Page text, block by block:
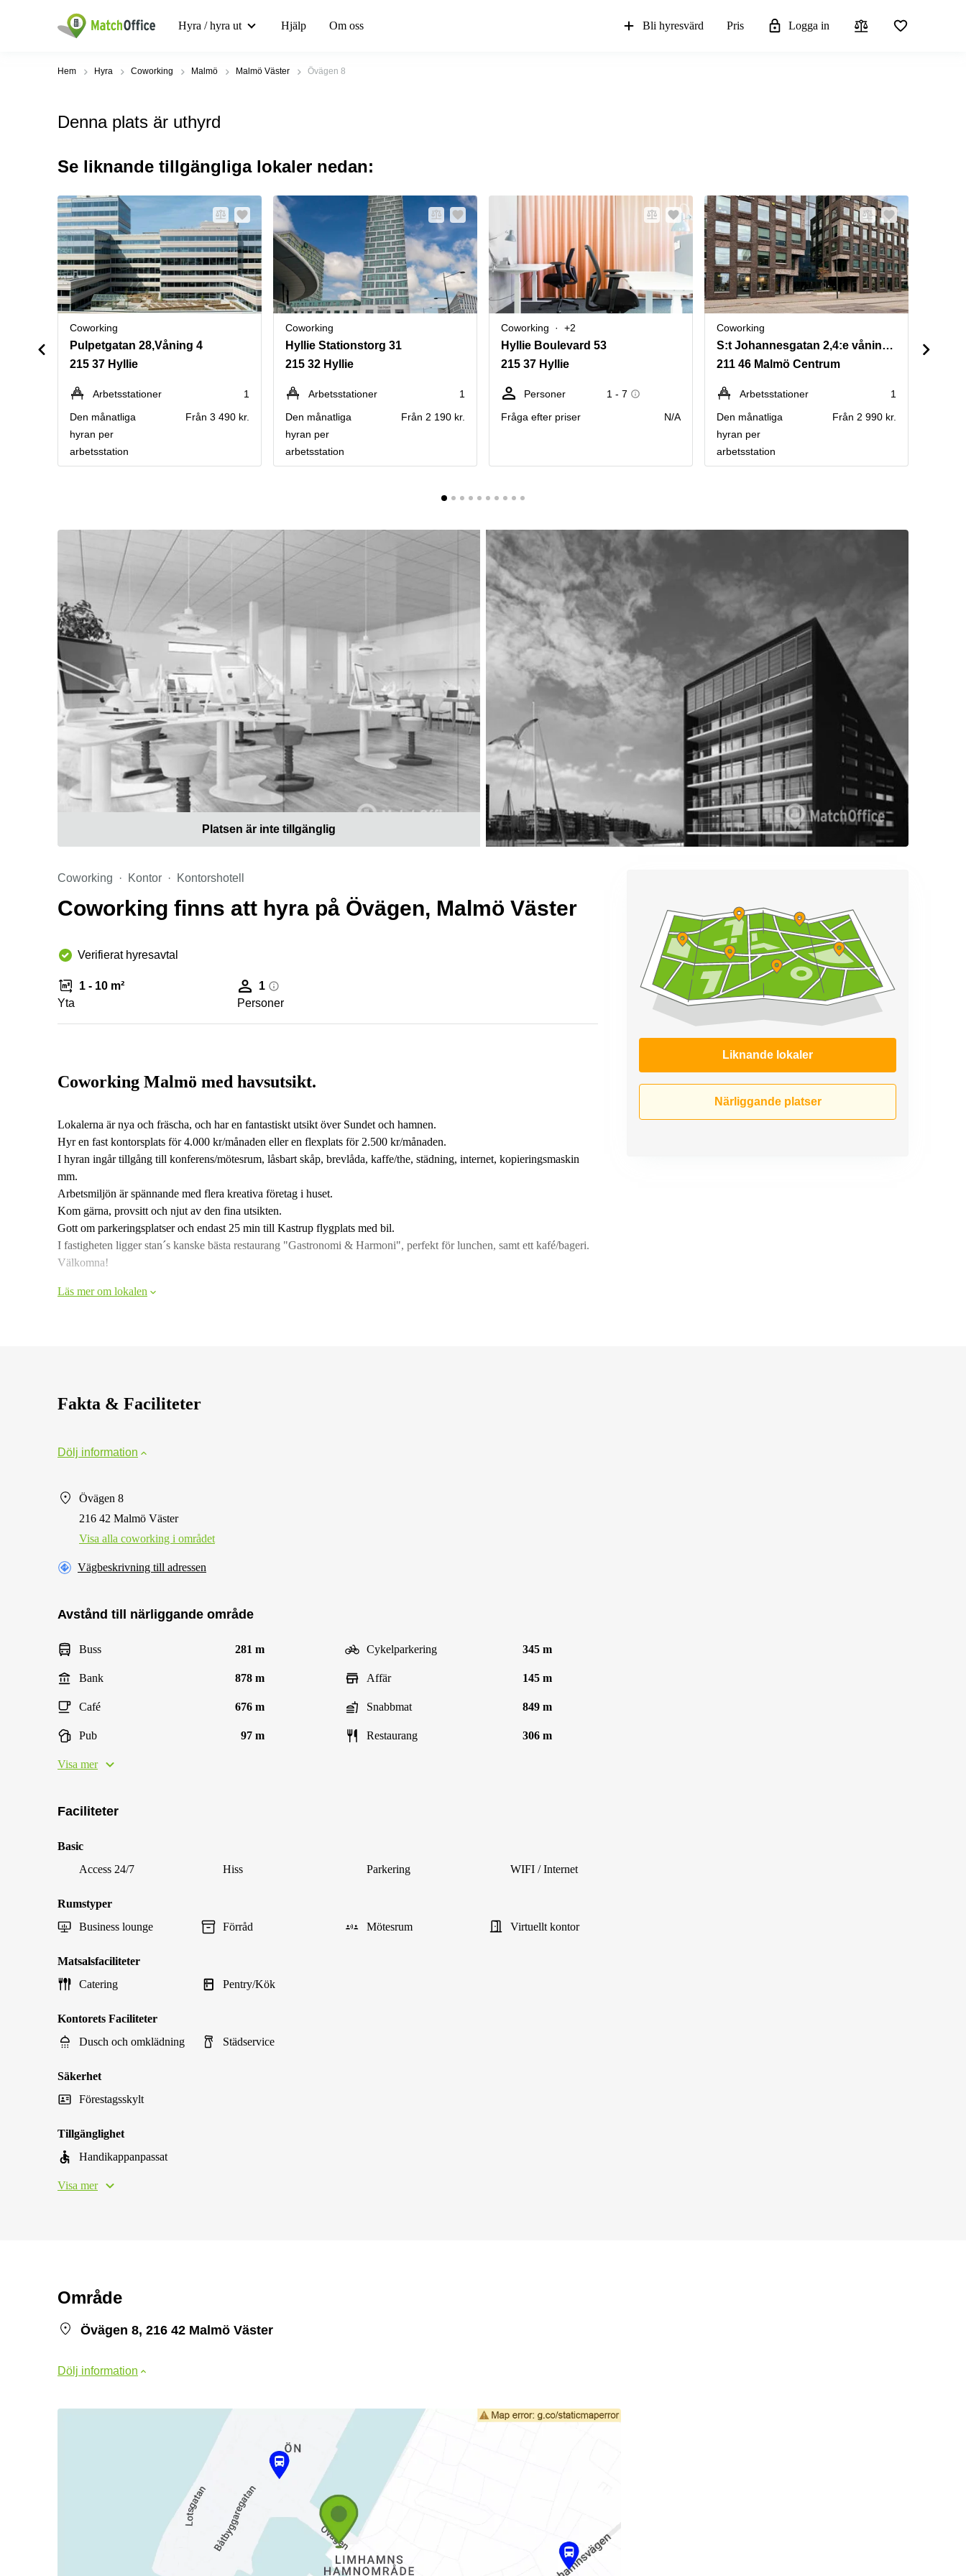
Hyra / hyra ut Hjälp Om oss Bli hyresvärd Pris Logga in
Hem Hyra Coworking Malmö Malmö Väster Övägen 8
Denna plats är uthyrd
Se liknande tillgängliga lokaler nedan:
Coworking
Pulpetgatan 28,Våning 4
215 37 Hyllie
Arbetsstationer
1
Den månatliga
hyran per
arbetsstation
Från 3 490 kr.
Coworking
Hyllie Stationstorg 31
215 32 Hyllie
Arbetsstationer
1
Den månatliga
hyran per
arbetsstation
Från 2 190 kr.
Coworking +2
Hyllie Boulevard 53
215 37 Hyllie
Personer
1 - 7
Fråga efter priser
N/A
Coworking
S:t Johannesgatan 2,4:e våningen
211 46 Malmö Centrum
Arbetsstationer
1
Den månatliga
hyran per
arbetsstation
Från 2 990 kr.
Platsen är inte tillgänglig
Coworking Kontor Kontorshotell
Coworking finns att hyra på Övägen, Malmö Väster
Verifierat hyresavtal
1 - 10 m²
Yta
1
Personer
Liknande lokaler
Närliggande platser
Coworking Malmö med havsutsikt.
Lokalerna är nya och fräscha, och har en fantastiskt utsikt över Sundet och hamnen.
Hyr en fast kontorsplats för 4.000 kr/månaden eller en flexplats för 2.500 kr/månaden.
I hyran ingår tillgång till konferens/mötesrum, låsbart skåp, brevlåda, kaffe/the, städning, internet, kopieringsmaskin
mm.
Arbetsmiljön är spännande med flera kreativa företag i huset.
Kom gärna, provsitt och njut av den fina utsikten.
Gott om parkeringsplatser och endast 25 min till Kastrup flygplats med bil.
I fastigheten ligger stan´s kanske bästa restaurang "Gastronomi & Harmoni", perfekt för lunchen, samt ett kafé/bageri.
Välkomna!
Läs mer om lokalen
Fakta & Faciliteter
Dölj information
Övägen 8
216 42 Malmö Väster
Visa alla сoworking i området
Vägbeskrivning till adressen
Avstånd till närliggande område
Buss 281 m Cykelparkering 345 m
Bank 878 m Affär 145 m
Café 676 m Snabbmat 849 m
Pub 97 m Restaurang 306 m
Visa mer
Faciliteter
Basic
Access 24/7
Hiss Parkering WIFI / Internet
Rumstyper
Business lounge
Förråd Mötesrum Virtuellt kontor
Matsalsfaciliteter
Catering
Pentry/Kök
Kontorets Faciliteter
Dusch och omklädning
Städservice
Säkerhet
Förestagsskylt
Tillgänglighet
Handikappanpassat
Visa mer
Område
Övägen 8, 216 42 Malmö Väster
Dölj information